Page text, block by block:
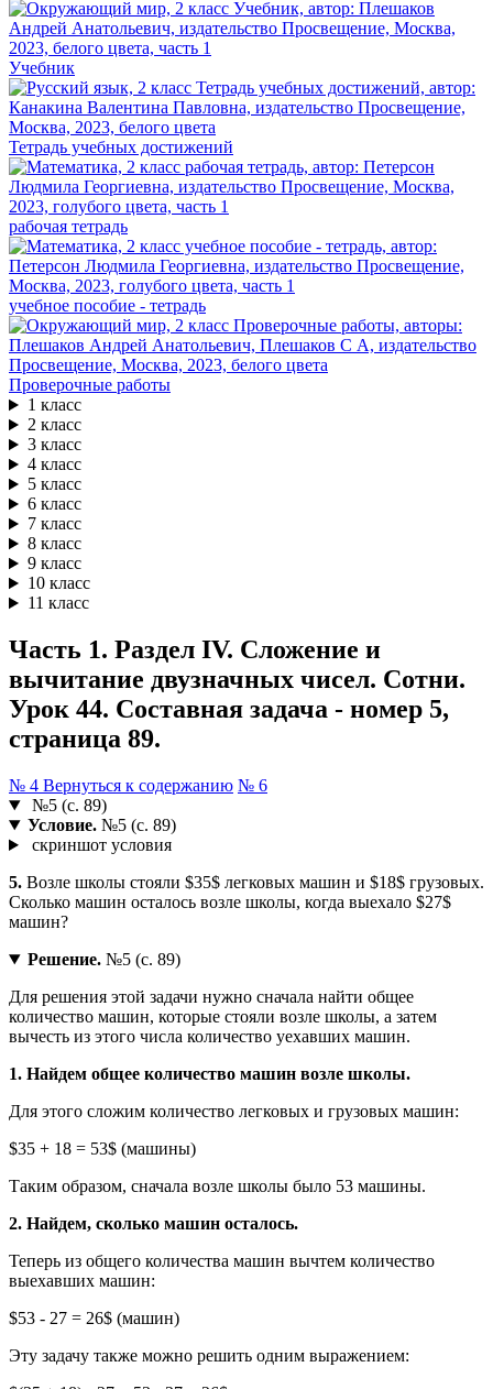
Учебник
Тетрадь учебных достижений
рабочая тетрадь
учебное пособие - тетрадь
Проверочные работы
1 класс
2 класс
3 класс
4 класс
5 класс
6 класс
7 класс
8 класс
9 класс
10 класс
11 класс
Часть 1. Раздел IV. Сложение и
вычитание двузначных чисел. Сотни.
Урок 44. Составная задача - номер 5,
страница 89.
№ 4 Вернуться к содержанию № 6
№5 (с. 89)
Условие.№5 (с. 89)
скриншот условия
5. Возле школы стояли $35$ легковых машин и $18$ грузовых.
Сколько машин осталось возле школы, когда выехало $27$
машин?
Решение.№5 (с. 89)
Для решения этой задачи нужно сначала найти общее
количество машин, которые стояли возле школы, а затем
вычесть из этого числа количество уехавших машин.
1. Найдем общее количество машин возле школы.
Для этого сложим количество легковых и грузовых машин:
$35 + 18 = 53$ (машины)
Таким образом, сначала возле школы было 53 машины.
2. Найдем, сколько машин осталось.
Теперь из общего количества машин вычтем количество
выехавших машин:
$53 - 27 = 26$ (машин)
Эту задачу также можно решить одним выражением: